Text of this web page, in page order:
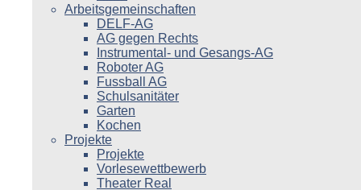
Arbeitsgemeinschaften
DELF-AG
AG gegen Rechts
Instrumental- und Gesangs-AG
Roboter AG
Fussball AG
Schulsanitäter
Garten
Kochen
Projekte
Projekte
Vorlesewettbewerb
Theater Real